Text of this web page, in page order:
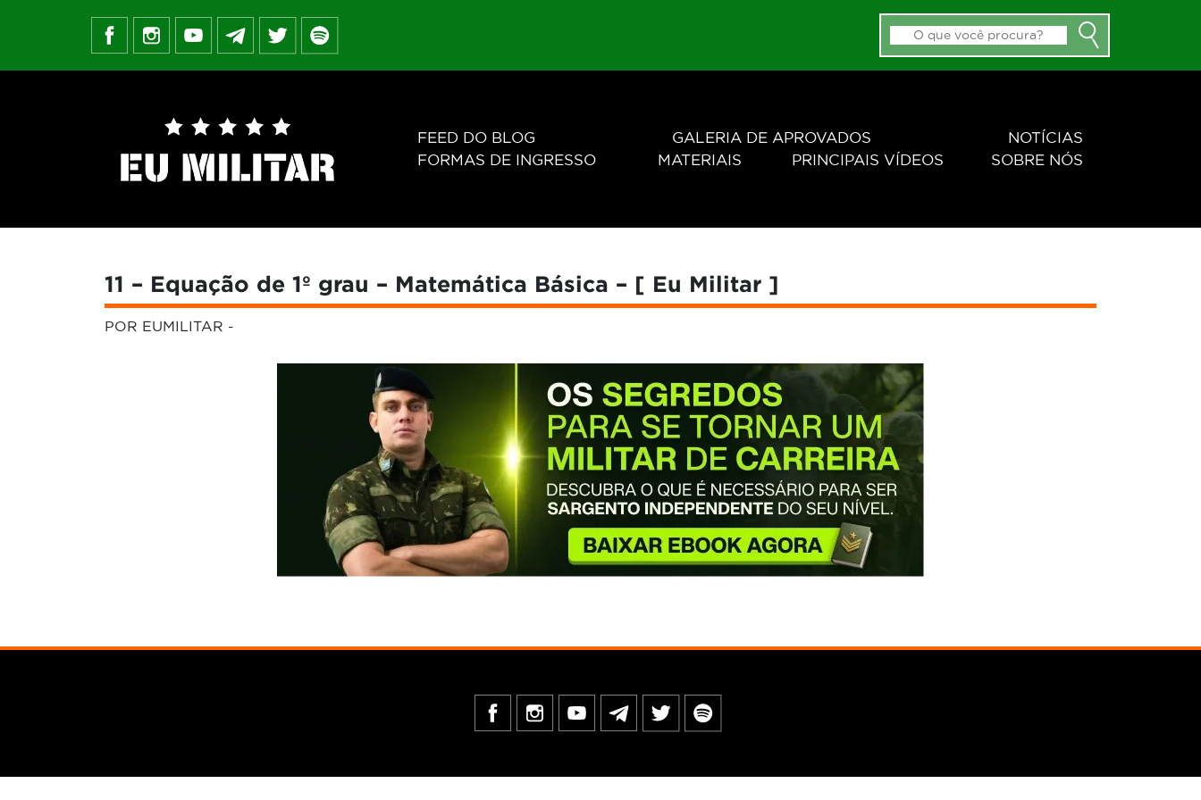
FEED DO BLOG GALERIA DE APROVADOS
NOTÍCIAS
FORMAS DE INGRESSO
MATERIAIS PRINCIPAIS VÍDEOS SOBRE NÓS
11 – Equação de 1º grau – Matemática Básica – [ Eu Militar ]
POR EUMILITAR -